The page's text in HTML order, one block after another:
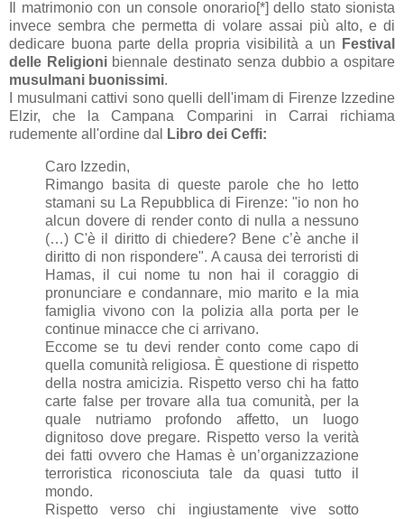
Il matrimonio con un console onorario[*] dello stato sionista
invece sembra che permetta di volare assai più alto, e di
dedicare buona parte della propria visibilità a un
Festival
delle Religionibiennale destinato senza dubbio a ospitare
musulmani buonissimi.
I musulmani cattivi sono quelli dell'imam di Firenze Izzedine
Elzir, che la Campana Comparini in Carrai richiama
rudemente all'ordine dal
Libro dei Ceffi:
Caro Izzedin,
Rimango basita di queste parole che ho letto
stamani su La Repubblica di Firenze: "io non ho
alcun dovere di render conto di nulla a nessuno
(…) C'è il diritto di chiedere? Bene c’è anche il
diritto di non rispondere". A causa dei terroristi di
Hamas, il cui nome tu non hai il coraggio di
pronunciare e condannare, mio marito e la mia
famiglia vivono con la polizia alla porta per le
continue minacce che ci arrivano.
Eccome se tu devi render conto come capo di
quella comunità religiosa. È questione di rispetto
della nostra amicizia. Rispetto verso chi ha fatto
carte false per trovare alla tua comunità, per la
quale nutriamo profondo affetto, un luogo
dignitoso dove pregare. Rispetto verso la verità
dei fatti ovvero che Hamas è un’organizzazione
terroristica riconosciuta tale da quasi tutto il
mondo.
Rispetto verso chi ingiustamente vive sotto